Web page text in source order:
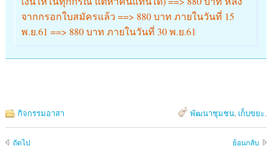
จากกรอกใบสมัครแล้ว ==> 880 บาท ภายในวันที่ 15
พ.ย.61 ==> 880 บาท ภายในวันที่ 30 พ.ย.61
กิจกรรมอาสา พัฒนาชุมชน, เก็บขยะ.
ถัดไป ย้อนกลับ